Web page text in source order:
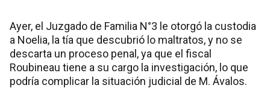
Ayer, el Juzgado de Familia N°3 le otorgó la custodia
a Noelia, la tía que descubrió lo maltratos, y no se
descarta un proceso penal, ya que el fiscal
Roubineau tiene a su cargo la investigación, lo que
podría complicar la situación judicial de M. Ávalos.